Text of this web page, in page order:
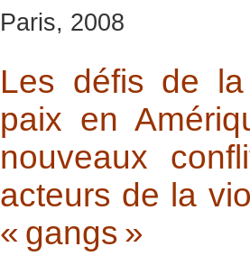
Paris, 2008
Les défis de
paix en
nouveaux
acteurs de la
« gangs »